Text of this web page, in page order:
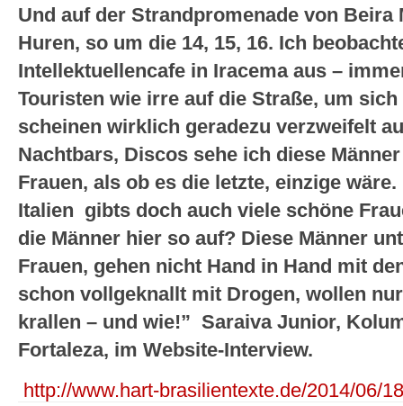
Und auf der Strandpromenade von
Huren, so um die 14, 15, 16. Ich
Intellektuellencafe in Iracema aus –
Touristen wie irre auf die Straße, um
scheinen wirklich geradezu verzweifelt
Nachtbars, Discos sehe ich diese
Frauen, als ob es die letzte, einzige
Italien gibts doch auch viele schöne
die Männer hier so auf? Diese Männer
Frauen, gehen nicht Hand in Hand mit
schon vollgeknallt mit Drogen, wollen
krallen – und wie!” Saraiva Junior,
Fortaleza, im Website-Interview.
http://www.hart-brasilientexte.de/2014/06/